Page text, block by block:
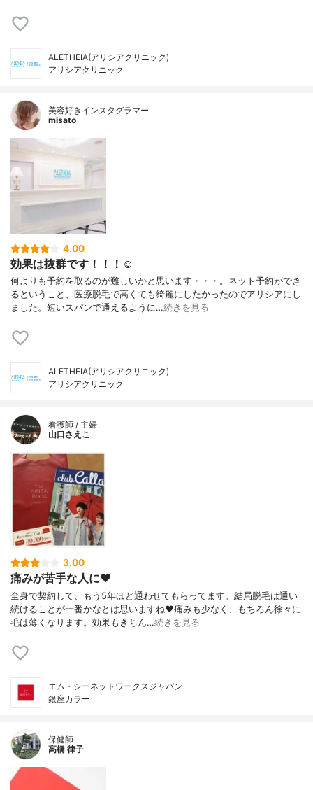
ALETHEIA(アリシアクリニック)
アリシアクリニック
美容好きインスタグラマー
misato
4.00
効果は抜群です！！！☺️
何よりも予約を取るのが難しいかと思います・・・。ネット予約ができ
るということ、医療脱毛で高くても綺麗にしたかったのでアリシアにし
ました。短いスパンで通えるように…続きを見る
ALETHEIA(アリシアクリニック)
アリシアクリニック
看護師 / 主婦
山口さえこ
3.00
痛みが苦手な人に❤️
全身で契約して、もう5年ほど通わせてもらってます。結局脱毛は通い
続けることが一番かなとは思いますね❤️痛みも少なく、もちろん徐々に
毛は薄くなります。効果もきちん…続きを見る
エム・シーネットワークスジャパン
銀座カラー
保健師
高橋 律子